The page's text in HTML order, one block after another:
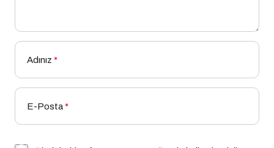
Adınız *
E-Posta*